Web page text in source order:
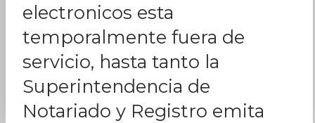
electronicos esta
temporalmente fuera de
servicio, hasta tanto la
Superintendencia de
Notariado y Registro emita